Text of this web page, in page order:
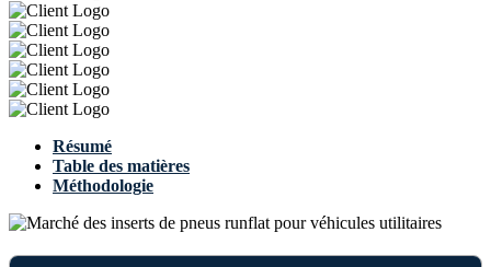
Résumé
Table des matières
Méthodologie